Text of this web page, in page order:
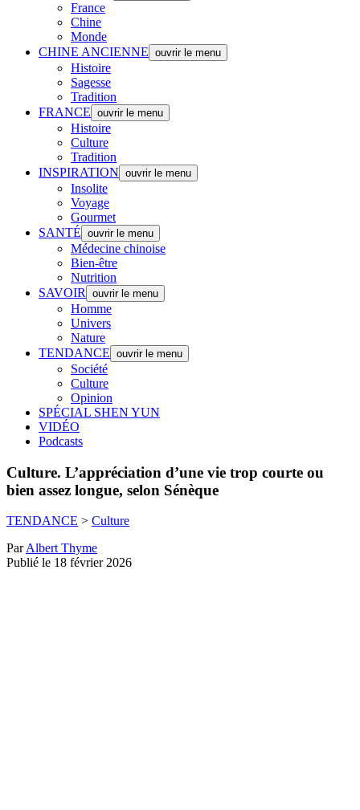
France
Chine
Monde
CHINE ANCIENNE ouvrir le menu
Histoire
Sagesse
Tradition
FRANCE ouvrir le menu
Histoire
Culture
Tradition
INSPIRATION ouvrir le menu
Insolite
Voyage
Gourmet
SANTÉ ouvrir le menu
Médecine chinoise
Bien-être
Nutrition
SAVOIR
ouvrir le menu
Homme
Univers
Nature
TENDANCE ouvrir le menu
Société
Culture
Opinion
SPÉCIAL SHEN YUN
VIDÉO
Podcasts
Culture. L’appréciation d’une vie trop courte ou
bien assez longue, selon Sénèque
TENDANCE > Culture
ParAlbert Thyme
Publié le 18 février 2026